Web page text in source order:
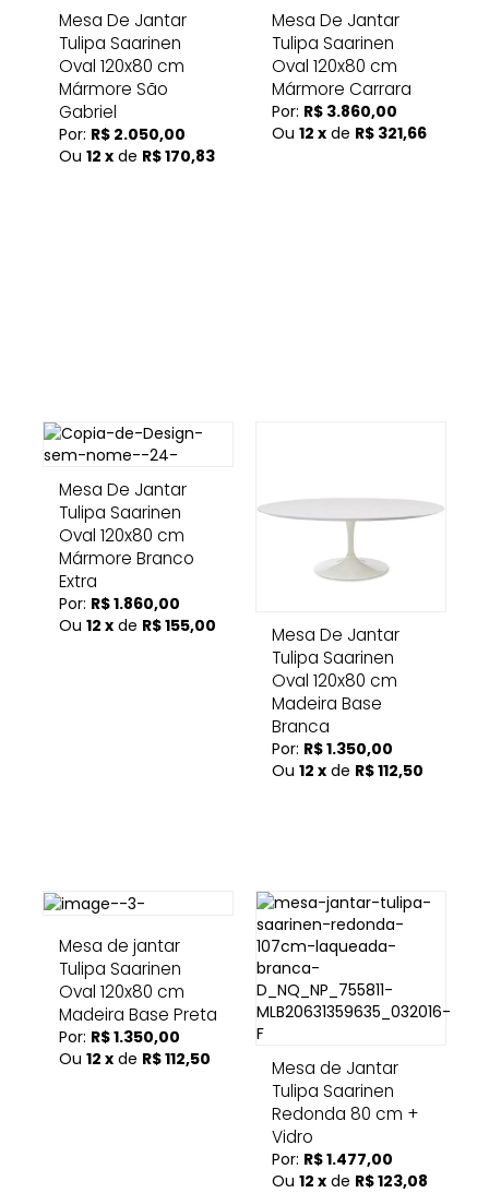
Mesa De Jantar
Tulipa Saarinen
Oval 120x80 cm
Mármore São
Gabriel
Por: R$ 2.050,00
Ou 12 x de R$ 170,83
Mesa De Jantar
Tulipa Saarinen
Oval 120x80 cm
Mármore Carrara
Por: R$ 3.860,00
Ou 12 x de R$ 321,66
Mesa De Jantar
Tulipa Saarinen
Oval 120x80 cm
Mármore Branco
Extra
Por: R$ 1.860,00
Ou 12 x de R$ 155,00
Mesa De Jantar
Tulipa Saarinen
Oval 120x80 cm
Madeira Base
Branca
Por: R$ 1.350,00
Ou 12 x de R$ 112,50
Mesa de jantar
Tulipa Saarinen
Oval 120x80 cm
Madeira Base Preta
Por: R$ 1.350,00
Ou 12 x de R$ 112,50
Mesa de Jantar
Tulipa Saarinen
Redonda 80 cm +
Vidro
Por: R$ 1.477,00
Ou 12 x de R$ 123,08